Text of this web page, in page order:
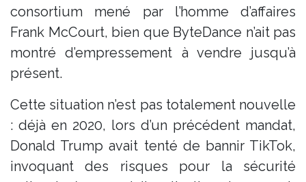
consortium mené par l’homme d’affaires
Frank McCourt, bien que ByteDance n’ait pas
montré d’empressement à vendre jusqu’à
présent.
Cette situation n’est pas totalement nouvelle
: déjà en 2020, lors d’un précédent mandat,
Donald Trump avait tenté de bannir TikTok,
invoquant des risques pour la sécurité